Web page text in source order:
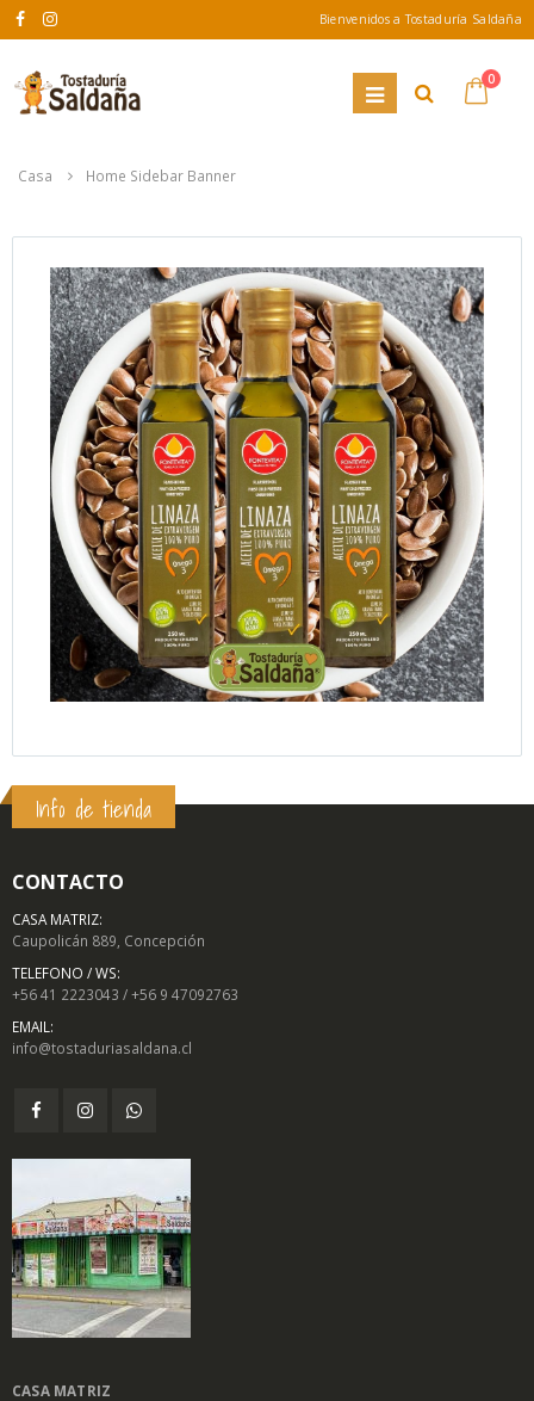
Bienvenidos a Tostaduría Saldaña
0
Casa Home Sidebar Banner
Info de tienda
CONTACTO
CASA MATRIZ:
Caupolicán 889, Concepción
TELEFONO / WS:
+56 41 2223043 / +56 9 47092763
EMAIL:
info@tostaduriasaldana.cl
CASA MATRIZ